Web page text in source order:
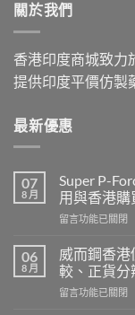
關於我們
香港印度商城致力
提供印度平價仿製
最新優惠
07
8 月
Super P-
用與香港購
在
P-
Force
評
價
留言功能已關閉
06
8 月
威而鋼香
較、正貨分
在
留言功能已關閉